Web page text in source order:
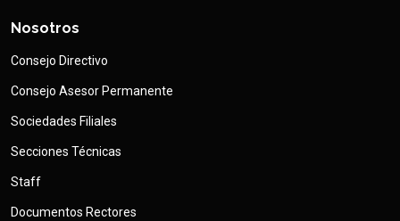
Nosotros
Consejo Directivo
Consejo Asesor Permanente
Sociedades Filiales
Secciones Técnicas
Staff
Documentos Rectores